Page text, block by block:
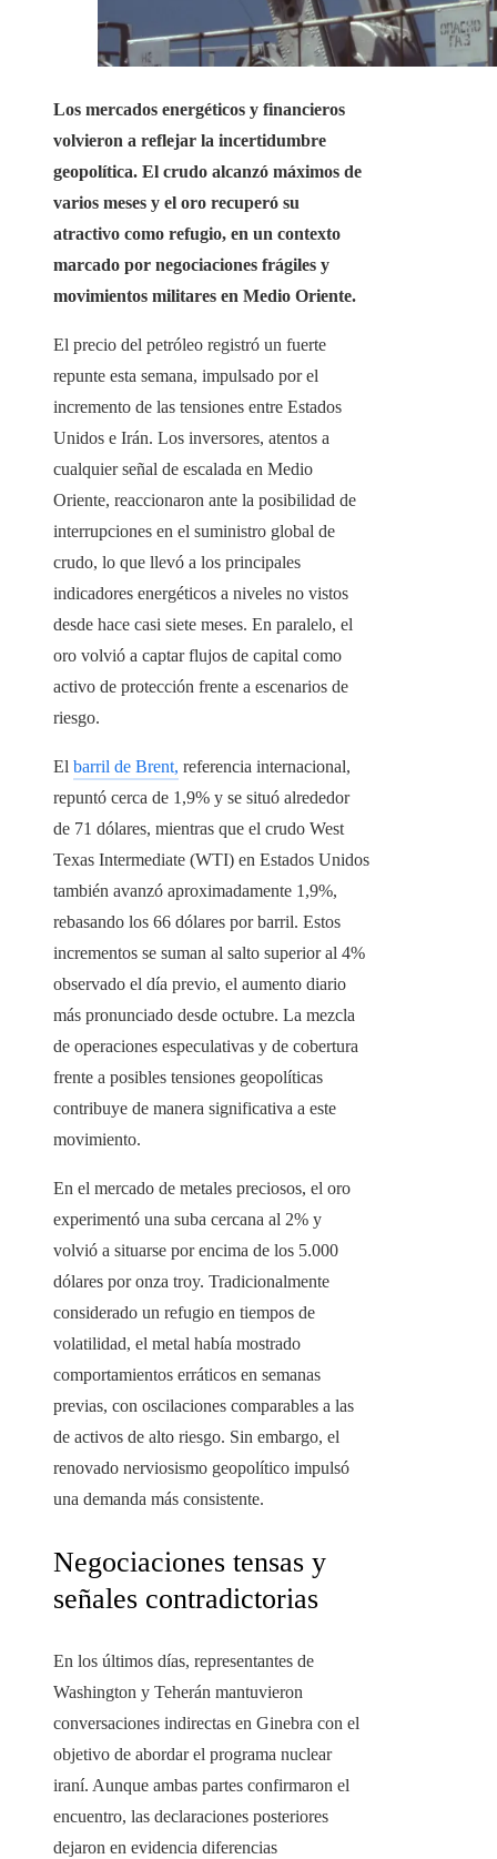
Los mercados energéticos y financieros
volvieron a reflejar la incertidumbre
geopolítica. El crudo alcanzó máximos de
varios meses y el oro recuperó su
atractivo como refugio, en un contexto
marcado por negociaciones frágiles y
movimientos militares en Medio Oriente.
El precio del petróleo registró un fuerte
repunte esta semana, impulsado por el
incremento de las tensiones entre Estados
Unidos e Irán. Los inversores, atentos a
cualquier señal de escalada en Medio
Oriente, reaccionaron ante la posibilidad de
interrupciones en el suministro global de
crudo, lo que llevó a los principales
indicadores energéticos a niveles no vistos
desde hace casi siete meses. En paralelo, el
oro volvió a captar flujos de capital como
activo de protección frente a escenarios de
riesgo.
El barril de Brent, referencia internacional,
repuntó cerca de 1,9% y se situó alrededor
de 71 dólares, mientras que el crudo West
Texas Intermediate (WTI) en Estados Unidos
también avanzó aproximadamente 1,9%,
rebasando los 66 dólares por barril. Estos
incrementos se suman al salto superior al 4%
observado el día previo, el aumento diario
más pronunciado desde octubre. La mezcla
de operaciones especulativas y de cobertura
frente a posibles tensiones geopolíticas
contribuye de manera significativa a este
movimiento.
En el mercado de metales preciosos, el oro
experimentó una suba cercana al 2% y
volvió a situarse por encima de los 5.000
dólares por onza troy. Tradicionalmente
considerado un refugio en tiempos de
volatilidad, el metal había mostrado
comportamientos erráticos en semanas
previas, con oscilaciones comparables a las
de activos de alto riesgo. Sin embargo, el
renovado nerviosismo geopolítico impulsó
una demanda más consistente.
Negociaciones tensas y
señales contradictorias
En los últimos días, representantes de
Washington y Teherán mantuvieron
conversaciones indirectas en Ginebra con el
objetivo de abordar el programa nuclear
iraní. Aunque ambas partes confirmaron el
encuentro, las declaraciones posteriores
dejaron en evidencia diferencias